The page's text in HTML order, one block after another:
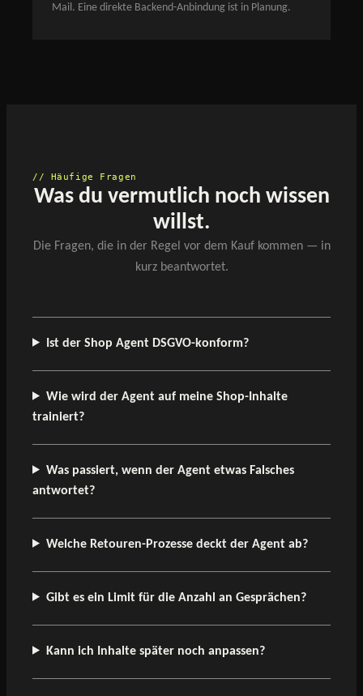
Mail. Eine direkte Backend-Anbindung ist in Planung.
// Häufige Fragen
Was du vermutlich noch wissen
willst.
Die Fragen, die in der Regel vor dem Kauf kommen — in
kurz beantwortet.
Ist der Shop Agent DSGVO-konform?
Wie wird der Agent auf meine Shop-Inhalte
trainiert?
Was passiert, wenn der Agent etwas Falsches
antwortet?
Welche Retouren-Prozesse deckt der Agent ab?
Gibt es ein Limit für die Anzahl an Gesprächen?
Kann ich Inhalte später noch anpassen?